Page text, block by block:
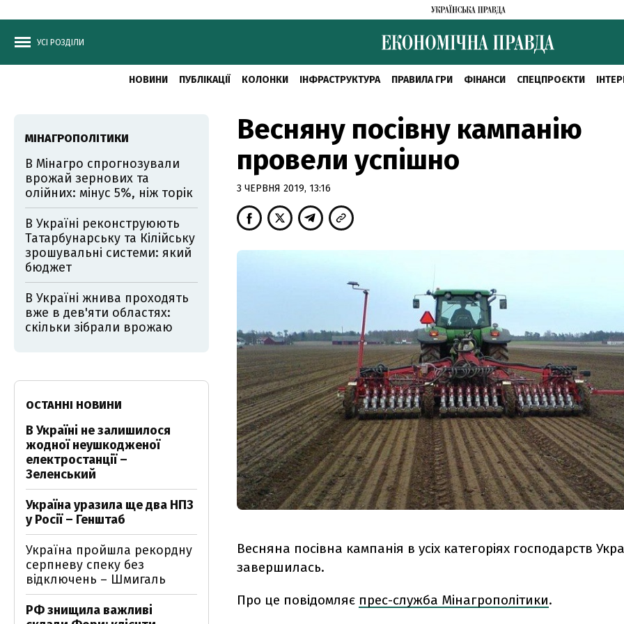
УСІ РОЗДІЛИ
НОВИНИ ПУБЛІКАЦІЇ КОЛОНКИ ІНФРАСТРУКТУРА ПРАВИЛА ГРИ ФІНАНСИ СПЕЦПРОЄКТИ
Весняну посівну кампанію
провели успішно
3 ЧЕРВНЯ 2019, 13:16
Весняна посівна кампанія в усіх категоріях господарств
завершилась.
Про це повідомляє прес-служба Мінагрополітики.
МІНАГРОПОЛІТИКИ
В Мінагро спрогнозували
врожай зернових та
олійних: мінус 5%, ніж торік
В Україні реконструюють
Татарбунарську та Кілійську
зрошувальні системи: який
бюджет
В Україні жнива проходять
вже в дев'яти областях:
скільки зібрали врожаю
ОСТАННІ НОВИНИ
В Україні не залишилося
жодної неушкодженої
електростанції –
Зеленський
Україна уразила ще два НПЗ
у Росії – Генштаб
Україна пройшла рекордну
серпневу спеку без
відключень – Шмигаль
РФ знищила важливі